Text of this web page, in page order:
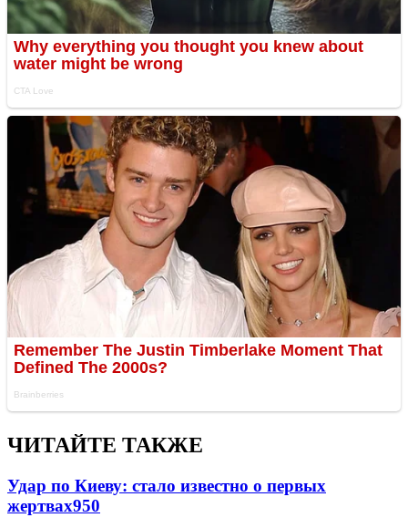
ЧИТАЙТЕ ТАКЖЕ
Удар по Киеву: стало известно о первых
жертвах950